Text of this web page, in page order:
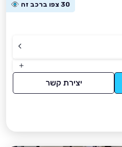
30 צפו ברכב זה
יצירת קשר